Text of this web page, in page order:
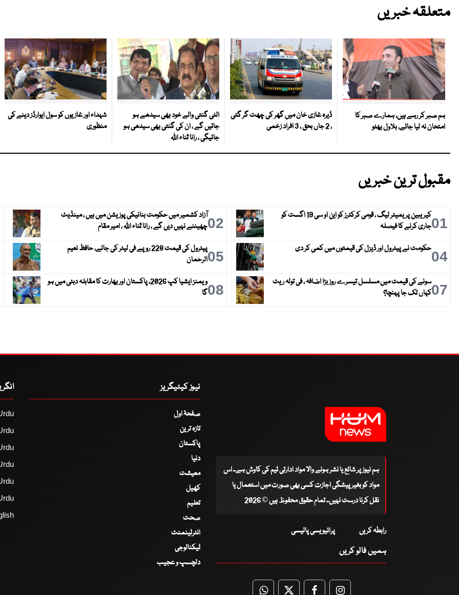
متعلقہ خبریں
ہم صبر کر رہے ہیں، ہمارے صبر کا
امتحان نہ لیا جائے، بلاول بھٹو
ڈیرہ غازی خان میں گھر کی چھت گر گئی
، 2 جاں بحق ، 3 افراد زخمی
الٹی گنتی والے خود بھی سیدھے ہو
جائیں گے ، ان کی گنتی بھی سیدھی ہو
جائیگی ، رانا ثناء اللہ
شہداء اور غازیوں کو سول ایوارڈز دینے کی
منظوری
مقبول ترین خبریں
01
کیریبین پریمیئر لیگ ، قومی کرکٹرز کو این او سی 19 اگست کو
جاری کرنے کا فیصلہ
02آزاد کشمیر میں حکومت بنانیکی پوزیشن میں ہیں ، مینڈیٹ
چھیننے نہیں دیں گے ، رانا ثناء اللہ ، امیر مقام
04حکومت نے پیٹرول اور ڈیزل کی قیمتوں میں کمی کر دی 05
پیٹرول کی قیمت 228 روپے فی لیٹر کی جائے، حافظ نعیم
الرحمان
07سونے کی قیمت میں مسلسل تیسرے روز بڑا اضافہ ، فی تولہ ریٹ
کہاں تک جا پہنچا؟
08
ویمنز ایشیا کپ 2026، پاکستان اور بھارت کا مقابلہ دبئی میں ہو
گا
ہم نیوز پر شائع یا نشر ہونے والا مواد ادارتی ٹیم کی کاوش ہے۔ اس
مواد کو بغیر پیشگی اجازت کسی بھی صورت میں استعمال یا
نقل کرنا درست نہیں۔ تمام حقوق محفوظ ہیں © 2026
رابطہ کریں پرائیویسی پالیسی
ہمیں فالو کریں
نیوز کیٹیگریز
صفحۂ اول
تازہ ترین
پاکستان
دنیا
معیشت
کھیل
تعلیم
صحت
انٹرٹینمنٹ
ٹیکنالوجی
دلچسپ و عجیب